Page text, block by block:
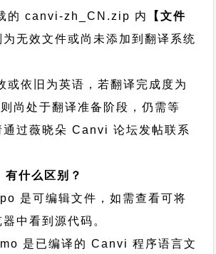
的 canvi-zh_CN.zip 内
【文件
为无效文件或尚未添加到翻译系统
依旧为英语，若翻译完成度为
则尚处于翻译准备阶段，仍需等
通过薇晓朵 Canvi 论坛发帖联系
什么区别？
是可编辑文件，如需查看可将
中看到源代码。
是已编译的 Canvi 程序语言文